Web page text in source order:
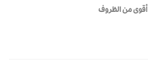
أقوى من الظروف